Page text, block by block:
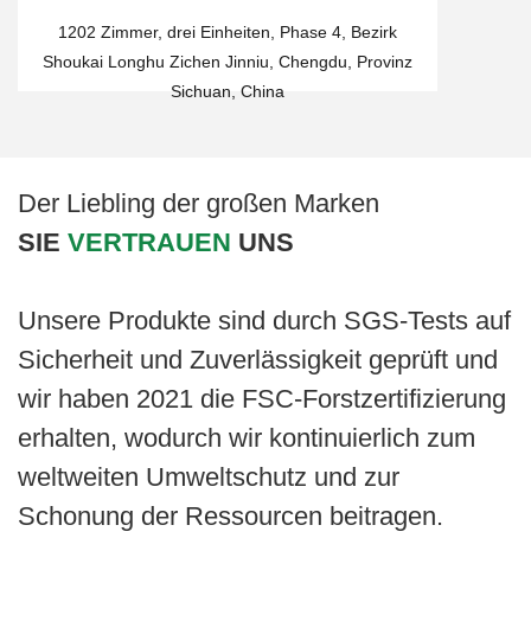
1202 Zimmer, drei Einheiten, Phase 4, Bezirk
Shoukai Longhu Zichen Jinniu, Chengdu, Provinz
Sichuan, China
Der Liebling der großen Marken
SIE VERTRAUEN UNS
Unsere Produkte sind durch SGS-Tests auf
Sicherheit und Zuverlässigkeit geprüft und
wir haben 2021 die FSC-Forstzertifizierung
erhalten, wodurch wir kontinuierlich zum
weltweiten Umweltschutz und zur
Schonung der Ressourcen beitragen.